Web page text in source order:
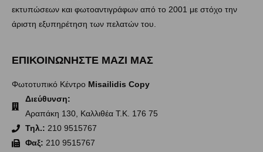
εκτυπώσεων και φωτοαντιγράφων από το 2001 με στόχο την
άριστη εξυπηρέτηση των πελατών του.
ΕΠΙΚΟΙΝΩΝΗΣΤΕ ΜΑΖΙ ΜΑΣ
Φωτοτυπικό Κέντρο Misailidis Copy
Διεύθυνση:
Αραπάκη 130, Καλλιθέα Τ.Κ. 176 75
Τηλ.: 210 9515767
Φαξ: 210 9515767